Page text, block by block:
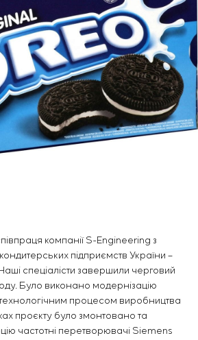
та випробування
моделей об’єктів
алгоритмів
компанії S-Engineering з
підприємств України –
спеціалісти завершили черговий
Було виконано модернізацію
процесом виробництва
проєкту було змонтовано та
частотні перетворювачі Siemens